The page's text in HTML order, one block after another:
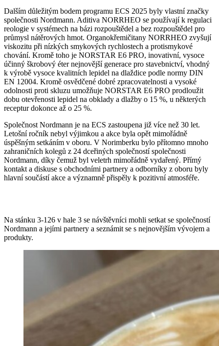
Dalším důležitým bodem programu ECS 2025 byly vlastní značky
společnosti Nordmann. Aditiva NORRHEO se používají k regulaci
reologie v systémech na bázi rozpouštědel a bez rozpouštědel pro
průmysl nátěrových hmot. Organokřemičitany NORRHEO zvyšují
viskozitu při nízkých smykových rychlostech a protismykové
chování. Kromě toho je NORSTAR E6 PRO, inovativní, vysoce
účinný škrobový éter nejnovější generace pro stavebnictví, vhodný
k výrobě vysoce kvalitních lepidel na dlaždice podle normy DIN
EN 12004. Kromě osvědčené dobré zpracovatelnosti a vysoké
odolnosti proti skluzu umožňuje NORSTAR E6 PRO prodloužit
dobu otevřenosti lepidel na obklady a dlažby o 15 %, u některých
receptur dokonce až o 25 %.
Společnost Nordmann je na ECS zastoupena již více než 30 let.
Letošní ročník nebyl výjimkou a akce byla opět mimořádně
úspěšným setkáním v oboru. V Norimberku bylo přítomno mnoho
zahraničních kolegů z 24 dceřiných společností společnosti
Nordmann, díky čemuž byl veletrh mimořádně vydařený. Přímý
kontakt a diskuse s obchodními partnery a odborníky z oboru byly
hlavní součástí akce a významně přispěly k pozitivní atmosféře.
Na stánku 3-126 v hale 3 se návštěvníci mohli setkat se společností
Nordmann a jejími partnery a seznámit se s nejnovějším vývojem a
produkty.